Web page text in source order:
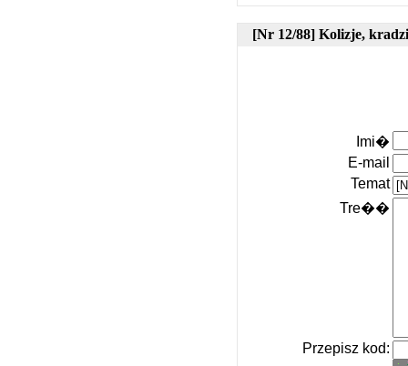
[Nr 12/88] Kolizje,
Imi�
E-mail
Temat
Tre��
Przepisz kod: